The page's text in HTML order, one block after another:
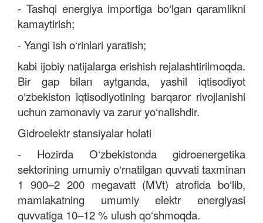
- Tashqi energiya importiga bo‘lgan qaramlikni
kamaytirish;
-Yangi ish o‘rinlari yaratish;
kabi ijobiy natijalarga erishish rejalashtirilmoqda.
Bir gap bilan aytganda, yashil iqtisodiyot
o‘zbekiston iqtisodiyotining barqaror rivojlanishi
uchun zamonaviy va zarur yo‘nalishdir.
Gidroelektr stansiyalar holati
- Hozirda O‘zbekistonda gidroenergetika
sektorining umumiy o‘rnatilgan quvvati taxminan
1 900–2 200 megavatt (MVt) atrofida bo‘lib,
mamlakatning umumiy elektr energiyasi
quvvatiga 10–12 % ulush qo‘shmoqda.